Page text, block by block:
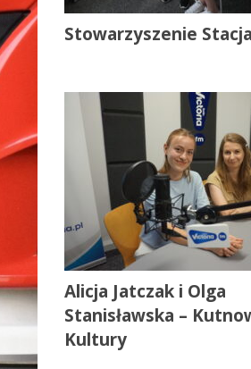
Stowarzyszenie
Alicja Jatczak i Olga
Stanisławska –
Kultury